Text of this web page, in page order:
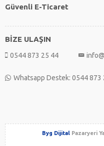
Güvenli E-Ticaret
BİZE ULAŞIN
0544 873 25 44
Whatsapp Destek: 0544 873
Byg Dijital Pazaryeri